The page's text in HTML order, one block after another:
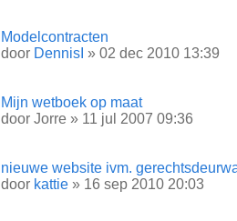
Modelcontracten
door DennisI » 02 dec 2010 13:39
Mijn wetboek op maat
door Jorre » 11 jul 2007 09:36
nieuwe website ivm.
door kattie » 16 sep 2010 20:03